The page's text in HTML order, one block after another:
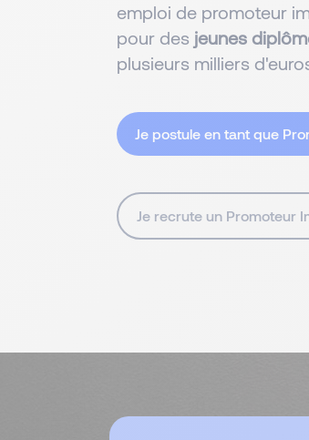
emploi de promoteur
pour des jeunes
plusieurs milliers
Je postule en tant que
Je recrute un Promoteur